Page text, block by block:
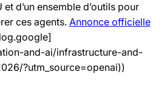
d’un ensemble d’outils pour
ces agents. Annonce officielle
and-ai/infrastructure-and-
?utm_source=openai))